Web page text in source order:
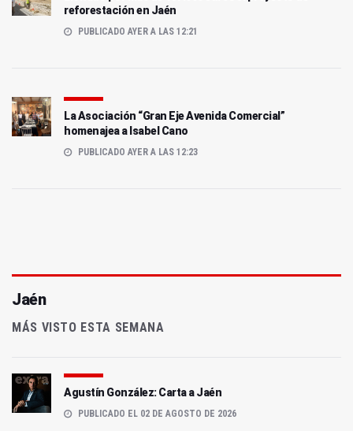
reforestación en Jaén
PUBLICADO AYER A LAS 12:21
La Asociación “Gran Eje Avenida Comercial”
homenajea a Isabel Cano
PUBLICADO AYER A LAS 12:23
Jaén
MÁS VISTO ESTA SEMANA
Agustín González: Carta a Jaén
PUBLICADO EL 02 DE AGOSTO DE 2026